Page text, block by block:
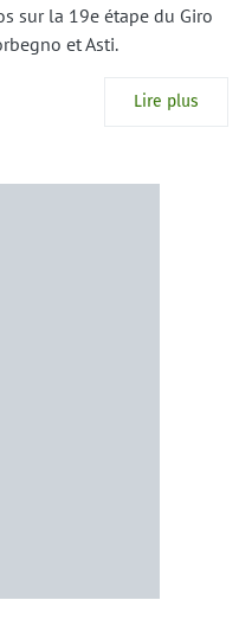
sur la 19e étape du Giro
et Asti.
Lire plus